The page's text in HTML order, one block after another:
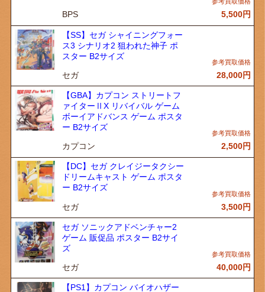
BPS 5,500円
【SS】セガ シャイニングフォー
ス3 シナリオ2 狙われた神子 ポ
スター B2サイズ
セガ 28,000円
【GBA】カプコン ストリートフ
ァイターⅡX リバイバル ゲーム
ボーイアドバンス ゲーム ポスタ
ー B2サイズ
カプコン 2,500円
【DC】セガ クレイジータクシー
ドリームキャスト ゲーム ポスタ
ー B2サイズ
セガ 3,500円
セガ ソニックアドベンチャー2
ゲーム 販促品 ポスター B2サイ
ズ
セガ 40,000円
【PS1】カプコン バイオハザー